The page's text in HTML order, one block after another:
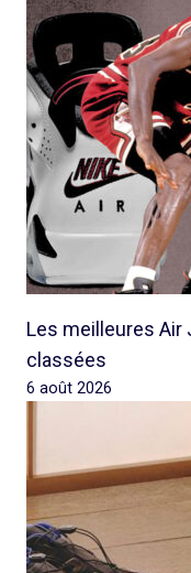
Les meilleures Air
classées
6 août 2026